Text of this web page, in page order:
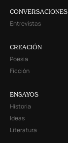
CONVERSACIONES
Entrevistas
CREACIÓN
Poesía
Ficción
ENSAYOS
Historia
Ideas
Literatura